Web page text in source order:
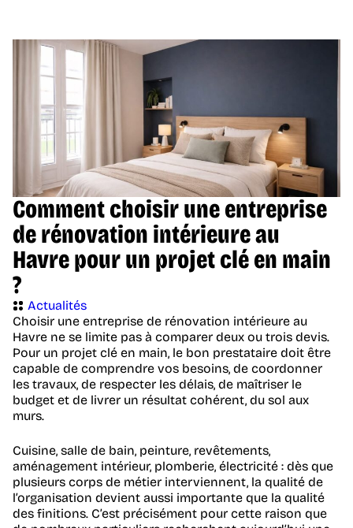
Comment choisir une entreprise
de rénovation intérieure au
Havre pour un projet clé en main
?
Actualités
Choisir une entreprise de rénovation intérieure au
Havre ne se limite pas à comparer deux ou trois devis.
Pour un projet clé en main, le bon prestataire doit être
capable de comprendre vos besoins, de coordonner
les travaux, de respecter les délais, de maîtriser le
budget et de livrer un résultat cohérent, du sol aux
murs.
Cuisine, salle de bain, peinture, revêtements,
aménagement intérieur, plomberie, électricité : dès que
plusieurs corps de métier interviennent, la qualité de
l’organisation devient aussi importante que la qualité
des finitions. C’est précisément pour cette raison que